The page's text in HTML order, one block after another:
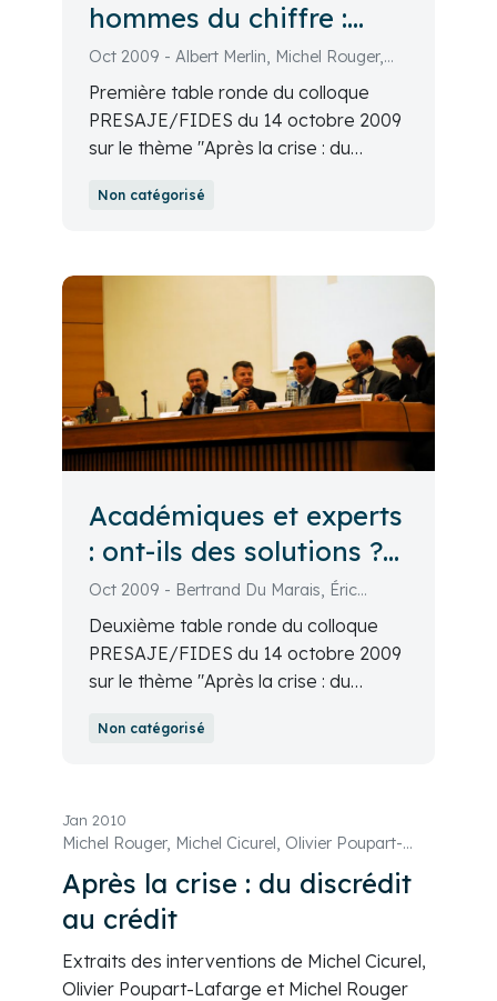
hommes du chiffre :
peuvent-ils s'entendre ?
Le point de vue des
acteurs
Oct 2009 - Albert Merlin, Michel Rouger,
Jacques Barraux, Michel Cicurel, Olivier
Poupart-Lafarge, Dominique Doise
Première table ronde du colloque
PRESAJE/FIDES du 14 octobre 2009
sur le thème "Après la crise : du
industriels, hommes du chiffre :
Non catégorisé
Académiques et experts
: ont-ils des solutions ?
Le point de vue réflexif
autour de trois thèmes :
l'archite
Oct 2009 - Bertrand Du Marais, Éric
Brousseau, Laurence Scialom, Bruno
Dezeuze, Anisse Hattoum, André Delion
Deuxième table ronde du colloque
PRESAJE/FIDES du 14 octobre 2009
sur le thème "Après la crise : du
experts : ont-ils des solutions ? Le
Non catégorisé
Jan 2010
Michel Rouger, Michel Cicurel, Olivier Poupart-
Lafarge
Après la crise : du discrédit
au crédit
Extraits des interventions de Michel Cicurel,
Olivier Poupart-Lafarge et Michel Rouger